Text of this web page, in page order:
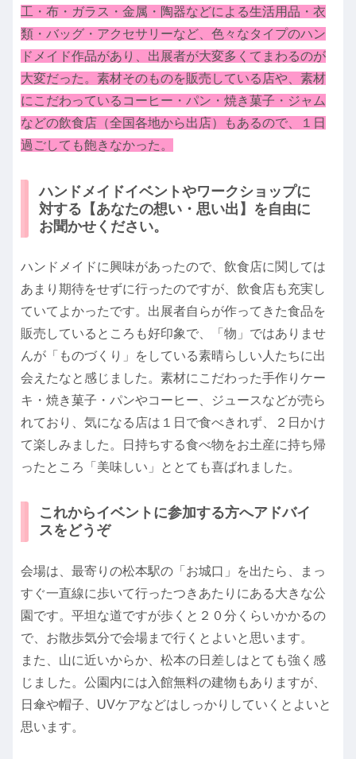
工・布・ガラス・金属・陶器などによる生活用品・衣
類・バッグ・アクセサリーなど、色々なタイプのハン
ドメイド作品があり、出展者が大変多くてまわるのが
大変だった。素材そのものを販売している店や、素材
にこだわっているコーヒー・パン・焼き菓子・ジャム
などの飲食店（全国各地から出店）もあるので、１日
過ごしても飽きなかった。
ハンドメイドイベントやワークショップに
対する【あなたの想い・思い出】を自由に
お聞かせください。
ハンドメイドに興味があったので、飲食店に関しては
あまり期待をせずに行ったのですが、飲食店も充実し
ていてよかったです。出展者自らが作ってきた食品を
販売しているところも好印象で、「物」ではありませ
んが「ものづくり」をしている素晴らしい人たちに出
会えたなと感じました。素材にこだわった手作りケー
キ・焼き菓子・パンやコーヒー、ジュースなどが売ら
れており、気になる店は１日で食べきれず、２日かけ
て楽しみました。日持ちする食べ物をお土産に持ち帰
ったところ「美味しい」ととても喜ばれました。
これからイベントに参加する方へアドバイ
スをどうぞ
会場は、最寄りの松本駅の「お城口」を出たら、まっ
すぐ一直線に歩いて行ったつきあたりにある大きな公
園です。平坦な道ですが歩くと２０分くらいかかるの
で、お散歩気分で会場まで行くとよいと思います。
また、山に近いからか、松本の日差しはとても強く感
じました。公園内には入館無料の建物もありますが、
日傘や帽子、UVケアなどはしっかりしていくとよいと
思います。